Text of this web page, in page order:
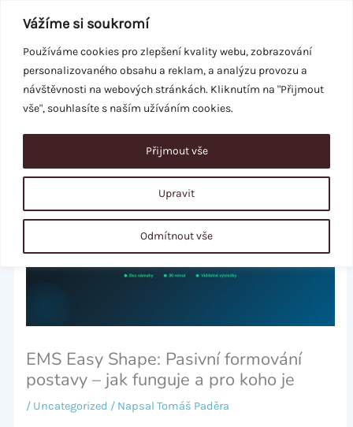
Vážíme si soukromí
Používáme cookies pro zlepšení kvality webu, zobrazování
personalizovaného obsahu a reklam, a analýzu provozu a
návštěvnosti na webových stránkách. Kliknutím na "Přijmout
vše", souhlasíte s naším užíváním cookies.
Upravit
Odmítnout vše
Přijmout vše
obsah
REZERVACE
EMS Easy Shape: Pasivní formování
postavy – jak funguje a pro koho je
/ Uncategorized / Napsal Tomáš Paděra